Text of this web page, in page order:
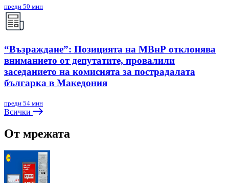
преди 50 мин
“Възраждане”: Позицията на МВнР отклонява
вниманието от депутатите, провалили
заседанието на комисията за пострадалата
българка в Македония
преди 54 мин
Всички
От мрежата